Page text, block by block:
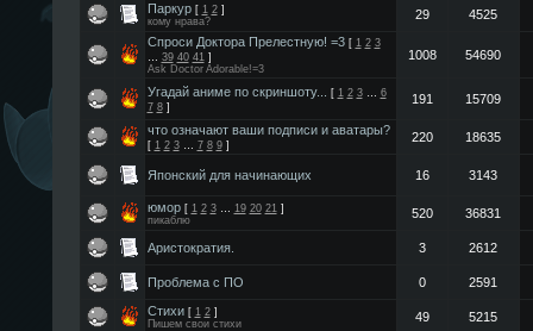
Паркур [ 1 2]
кому нрава?
29
4525
Спроси Доктора Прелестную! =3 [ 1 2 3
… 39 40 41]
Ask Doctor Adorable!=3
1008 54690
Угадай аниме по скриншоту... [ 1 2 3… 6
7 8]
191 15709
что означают ваши подписи и аватары?
[ 1 2 3… 7 8 9]
220 18635
Японский для начинающих 16 3143
юмор [ 1 2 3… 19 20 21]
пикаблю
520 36831
Аристократия. 3 2612
Проблема с ПО 0
2591
Стихи [ 1 2]
Пишем свои стихи
49
5215